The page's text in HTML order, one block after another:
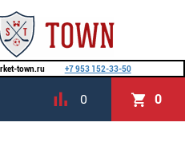
town.ru +7 953 152-33-50
0 0